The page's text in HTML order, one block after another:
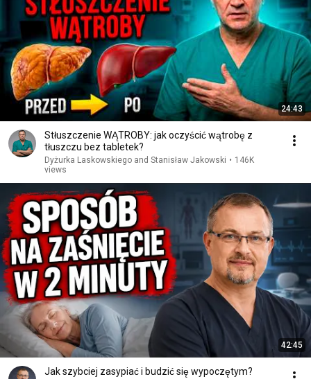
24:43
Stłuszczenie WĄTROBY: jak oczyścić wątrobę z
tłuszczu bez tabletek?
Dyżurka Laskowskiego and Stanisław Jakowski • 146K
views
42:45
Jak szybciej zasypiać i budzić się wypoczętym?